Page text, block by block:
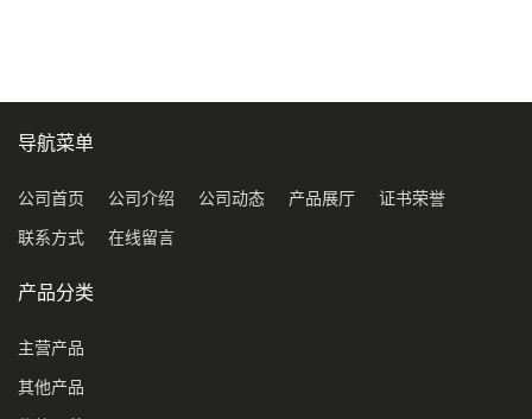
导航菜单
公司首页 公司介绍 公司动态 产品展厅 证书荣誉
联系方式 在线留言
产品分类
主营产品
其他产品